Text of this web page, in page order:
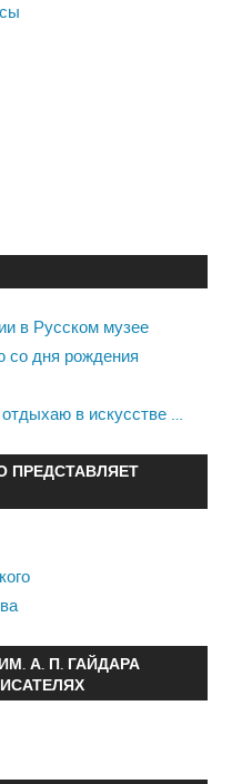
в Русском музее
со дня рождения
в искусстве …
ПРЕДСТАВЛЯЕТ
А. П. ГАЙДАРА